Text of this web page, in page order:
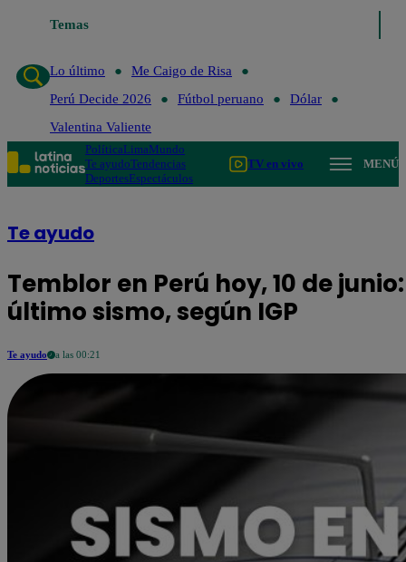
Temas
Lo último
Lo último
Me Caigo de Risa
Perú Decide 2026
Fútbol peruano
Dólar
Valentina Valiente
PolíticaLimaMundo
Te ayudoTendencias
DeportesEspectáculos
TV en vivo MENÚ
Te ayudo
Temblor en Perú hoy, 10 de
último sismo, según IGP
Te ayudo a las 00:21